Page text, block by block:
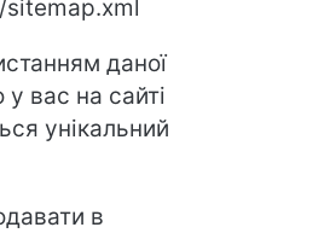
даної
вас на сайті
унікальний
в